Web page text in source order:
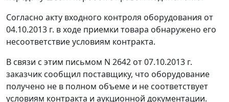
Согласно акту входного контроля оборудования от
04.10.2013 г. в ходе приемки товара обнаружено его
несоответствие условиям контракта.
В связи с этим письмом N 2642 от 07.10.2013 г.
заказчик сообщил поставщику, что оборудование
получено не в полном объеме и не соответствует
условиям контракта и аукционной документации.